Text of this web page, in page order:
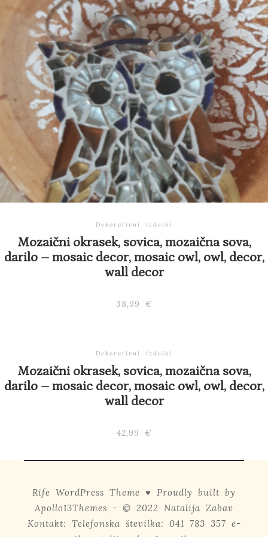
Dekorativni izdelki
Mozaični okrasek, sovica, mozaična sova,
darilo – mosaic decor, mosaic owl, owl, decor,
wall decor
38,99 €
Dekorativni izdelki
Mozaični okrasek, sovica, mozaična sova,
darilo – mosaic decor, mosaic owl, owl, decor,
wall decor
42,99 €
Rife WordPress Theme ♥ Proudly built by
Apollo13Themes - © 2022 Natalija Zabav
Kontakt: Telefonska številka: 041 783 357 e-